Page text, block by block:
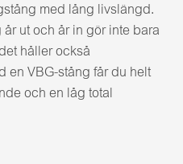
med lång livslängd.
ut och år in gör inte bara
håller också
en VBG-stång får du helt
och en låg total